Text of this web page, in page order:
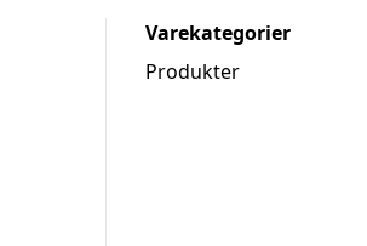
Varekategorier
Produkter